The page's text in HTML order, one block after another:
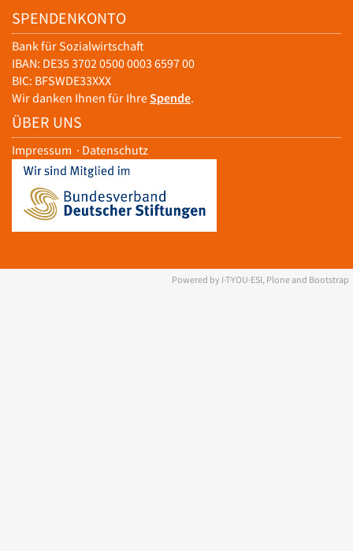
SPENDENKONTO
Bank für Sozialwirtschaft
IBAN: DE35 3702 0500 0003 6597 00
BIC: BFSWDE33XXX
Wir danken Ihnen für IhreSpende.
ÜBER UNS
Impressum · Datenschutz
Powered by I·T·YOU·ESI, Plone and Bootstrap